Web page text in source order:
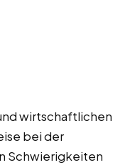
wirtschaftlichen
bei der
Schwierigkeiten